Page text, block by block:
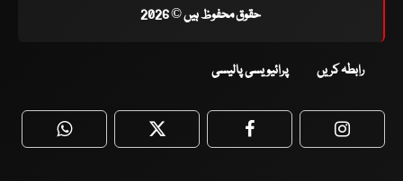
حقوق محفوظ ہیں © 2026
رابطہ کریں پرائیویسی پالیسی
WhatsApp Twitter Facebook